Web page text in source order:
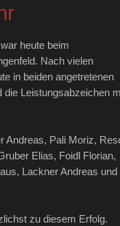
heute beim
Nach vielen
in beiden angetretenen
die Leistungsabzeichen
Andreas, Pali Moriz,
Elias, Foidl Florian,
Lackner Andreas und
zu diesem Erfolg.